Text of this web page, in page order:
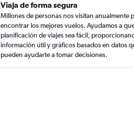
Viaja de forma segura
Millones de personas nos visitan anualmente
encontrar los mejores vuelos. Ayudamos a
planificación de viajes sea fácil,
información útil y gráficos basados en datos
pueden ayudarte a tomar decisiones.